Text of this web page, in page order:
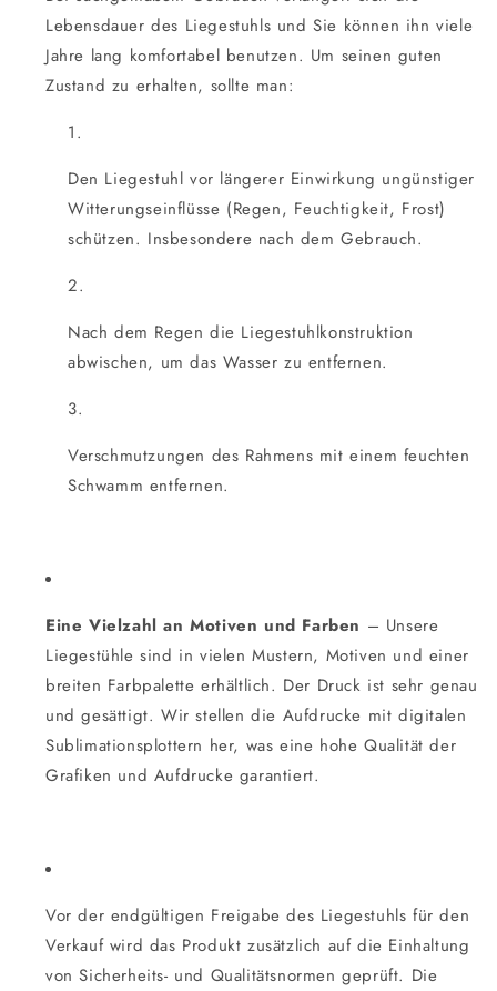
Lebensdauer des Liegestuhls und Sie können ihn viele
Jahre lang komfortabel benutzen. Um seinen guten
Zustand zu erhalten, sollte man:
Den Liegestuhl vor längerer Einwirkung ungünstiger
Witterungseinflüsse (Regen, Feuchtigkeit, Frost)
schützen. Insbesondere nach dem Gebrauch.
Nach dem Regen die Liegestuhlkonstruktion
abwischen, um das Wasser zu entfernen.
Verschmutzungen des Rahmens mit einem feuchten
Schwamm entfernen.
Eine Vielzahl an Motiven und Farben – Unsere
Liegestühle sind in vielen Mustern, Motiven und einer
breiten Farbpalette erhältlich. Der Druck ist sehr genau
und gesättigt. Wir stellen die Aufdrucke mit digitalen
Sublimationsplottern her, was eine hohe Qualität der
Grafiken und Aufdrucke garantiert.
Vor der endgültigen Freigabe des Liegestuhls für den
Verkauf wird das Produkt zusätzlich auf die Einhaltung
von Sicherheits- und Qualitätsnormen geprüft. Die